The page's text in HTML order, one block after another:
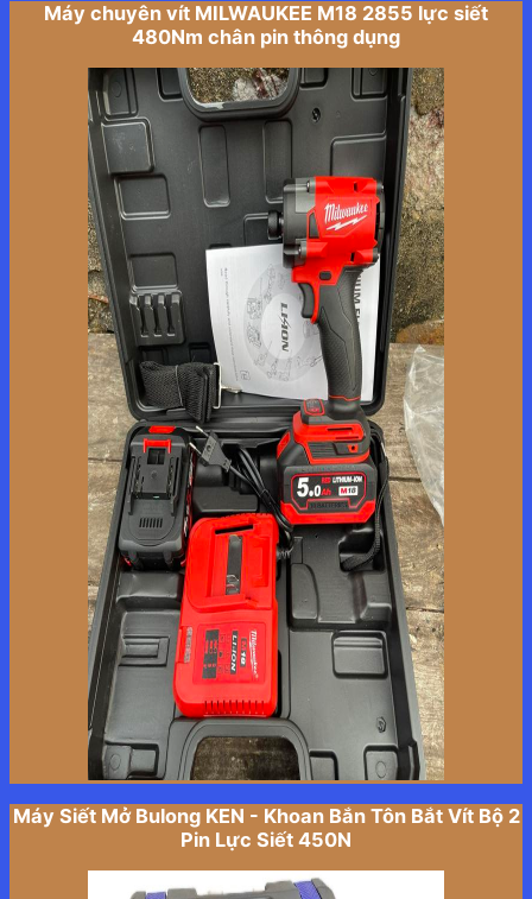
Máy chuyên vít MILWAUKEE M18 2855 lực siết
480Nm chân pin thông dụng
Máy Siết Mở Bulong KEN - Khoan Bắn Tôn Bắt Vít Bộ 2
Pin Lực Siết 450N